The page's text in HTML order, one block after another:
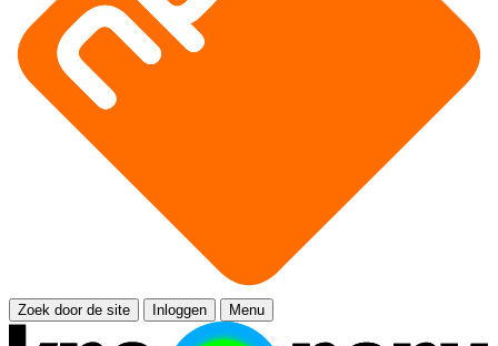
Zoek door de site Inloggen Menu